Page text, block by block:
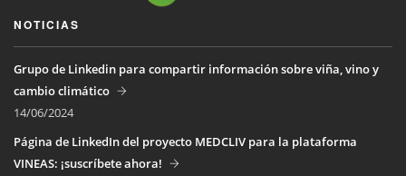
NOTICIAS
Grupo de Linkedin para compartir información sobre viña, vino y
cambio climático
14/06/2024
Página de LinkedIn del proyecto MEDCLIV para la plataforma
VINEAS: ¡suscríbete ahora!